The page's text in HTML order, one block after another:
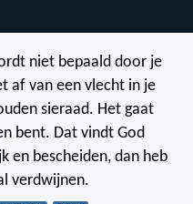
niet bepaald door je
af van een vlecht in je
sieraad. Het gaat
bent. Dat vindt God
en bescheiden, dan heb
verdwijnen.